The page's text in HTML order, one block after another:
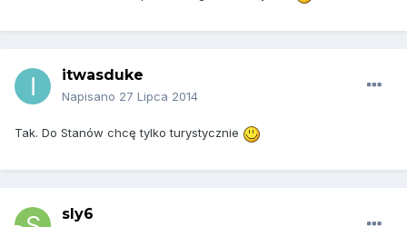
itwasduke
Napisano 27 Lipca 2014
Tak. Do Stanów chcę tylko turystycznie
sly6